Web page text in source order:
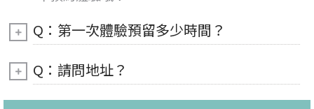
Q：第一次體驗預留多少時間？
Q：請問地址？